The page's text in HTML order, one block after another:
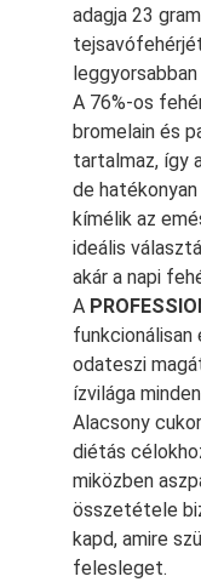
adagja 23
A 76%-os
bromelain és
tartalmaz, így
de
kímélik az
ideális
akár a napi
A
funkcionálisan
odateszi
ízvilága
Alacsony
diétás
miközben
összetétele
kapd, amire
felesleget.